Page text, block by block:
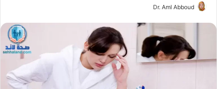
Dr. Aml Abboud